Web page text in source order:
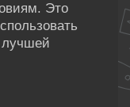
Это
лучшей